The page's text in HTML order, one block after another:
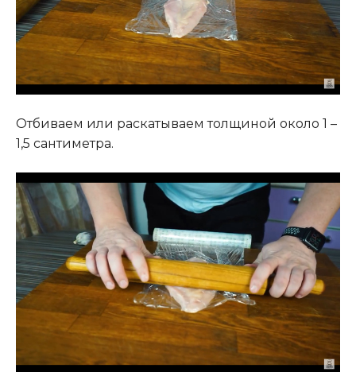
Отбиваем или раскатываем толщиной около 1 –
1,5 сантиметра.